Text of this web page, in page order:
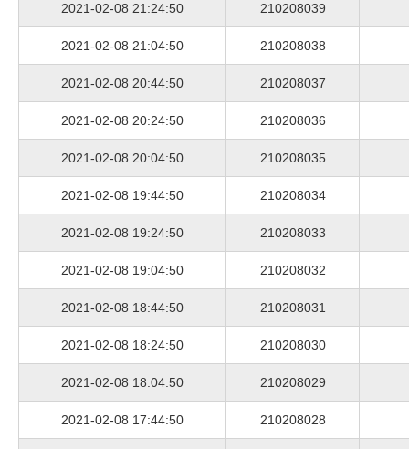
2021-02-08 21:24:50 210208039
2021-02-08 21:04:50 210208038
2021-02-08 20:44:50 210208037
2021-02-08 20:24:50 210208036
2021-02-08 20:04:50 210208035
2021-02-08 19:44:50 210208034
2021-02-08 19:24:50 210208033
2021-02-08 19:04:50 210208032
2021-02-08 18:44:50 210208031
2021-02-08 18:24:50 210208030
2021-02-08 18:04:50 210208029
2021-02-08 17:44:50 210208028